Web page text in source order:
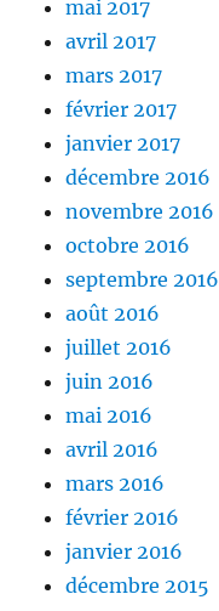
mai 2017
avril 2017
mars 2017
février 2017
janvier 2017
décembre 2016
novembre 2016
octobre 2016
septembre 2016
août 2016
juillet 2016
juin 2016
mai 2016
avril 2016
mars 2016
février 2016
janvier 2016
décembre 2015